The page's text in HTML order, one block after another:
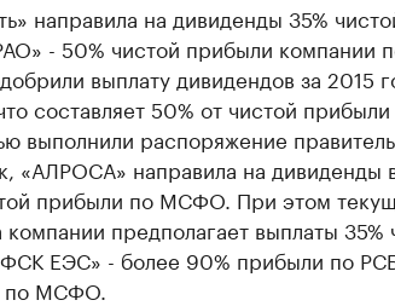
направила на дивиденды 35%
- 50% чистой прибыли компании
выплату дивидендов за 2015
составляет 50% от чистой
выполнили распоряжение
«АЛРОСА» направила на дивиденды
прибыли по МСФО. При этом
компании предполагает выплаты
ЕЭС» - более 90% прибыли по
по МСФО.